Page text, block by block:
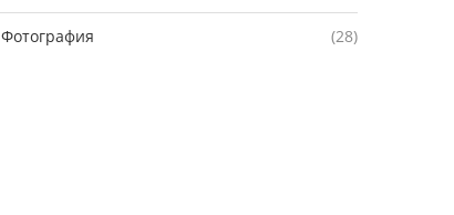
Фотография (28)